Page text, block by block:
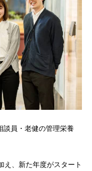
談員・老健の管理栄養
え、新た年度がスタート